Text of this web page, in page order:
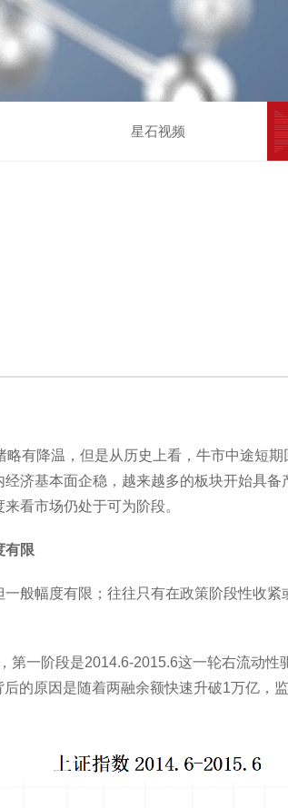
星石视频
有降温，但是从历史上看，牛市中途短
济基本面企稳，越来越多的板块开始具
看市场仍处于可为阶段。
有限
般幅度有限；往往只有在政策阶段性收
第一阶段是2014.6-2015.6这一轮右流动性
的原因是随着两融余额快速升破1万亿，